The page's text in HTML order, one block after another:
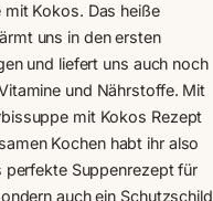
mit Kokos. Das heiße
uns in den ersten
und liefert uns auch noch
und Nährstoffe. Mit
mit Kokos Rezept
Kochen habt ihr also
perfekte Suppenrezept für
auch ein Schutzschild